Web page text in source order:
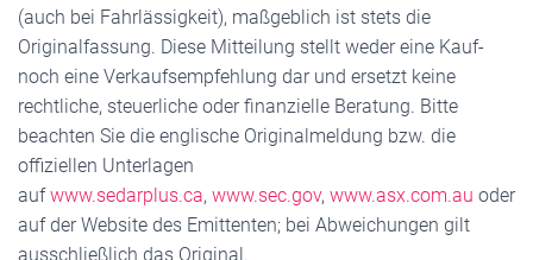
(auch bei Fahrlässigkeit), maßgeblich ist stets die
Originalfassung. Diese Mitteilung stellt weder eine Kauf-
noch eine Verkaufsempfehlung dar und ersetzt keine
rechtliche, steuerliche oder finanzielle Beratung. Bitte
beachten Sie die englische Originalmeldung bzw. die
offiziellen Unterlagen
aufwww.sedarplus.ca, www.sec.gov, www.asx.com.au oder
auf der Website des Emittenten; bei Abweichungen gilt
ausschließlich das Original.